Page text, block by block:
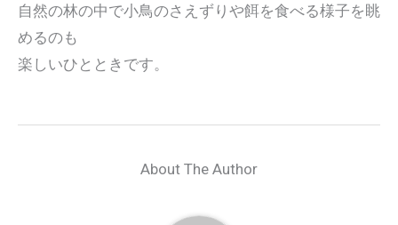
自然の林の中で小鳥のさえずりや餌を食べる様子を眺
めるのも
楽しいひとときです。
About The Author